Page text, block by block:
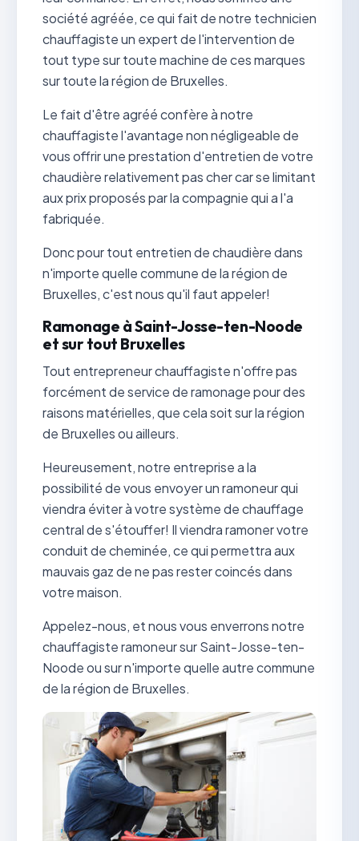
société agréée, ce qui fait de notre technicien
chauffagiste un expert de l'intervention de
tout type sur toute machine de ces marques
sur toute la région de Bruxelles.
Le fait d'être agréé confère à notre
chauffagiste l'avantage non négligeable de
vous offrir une prestation d'entretien de votre
chaudière relativement pas cher car se limitant
aux prix proposés par la compagnie qui a l'a
fabriquée.
Donc pour tout entretien de chaudière dans
n'importe quelle commune de la région de
Bruxelles, c'est nous qu'il faut appeler!
Ramonage à Saint-Josse-ten-Noode
et sur tout Bruxelles
Tout entrepreneur chauffagiste n'offre pas
forcément de service de ramonage pour des
raisons matérielles, que cela soit sur la région
de Bruxelles ou ailleurs.
Heureusement, notre entreprise a la
possibilité de vous envoyer un ramoneur qui
viendra éviter à votre système de chauffage
central de s'étouffer! Il viendra ramoner votre
conduit de cheminée, ce qui permettra aux
mauvais gaz de ne pas rester coincés dans
votre maison.
Appelez-nous, et nous vous enverrons notre
chauffagiste ramoneur sur Saint-Josse-ten-
Noode ou sur n'importe quelle autre commune
de la région de Bruxelles.